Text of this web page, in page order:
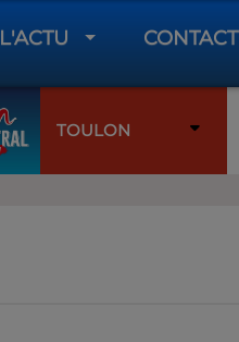
L'ACTU CONTACT
TOULON